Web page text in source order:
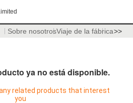
Sobre nosotrosViaje de la fábrica>>
ya no está disponible.
related products that interest
you